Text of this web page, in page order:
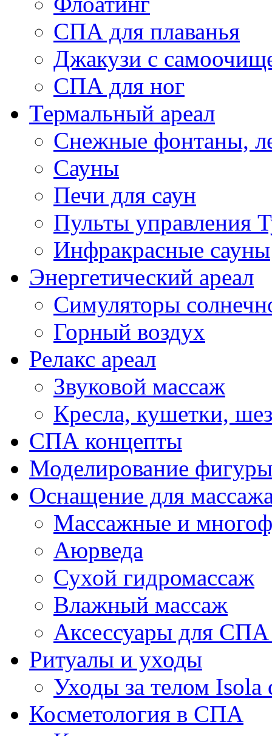
СПА для плаванья
Джакузи с
СПА для ног
Термальный ареал
Снежные фонтаны,
Сауны
Печи для саун
Пульты управления
Инфракрасные сауны
Энергетический ареал
Симуляторы
Горный воздух
Релакс ареал
Звуковой массаж
Кресла, кушетки,
СПА концепты
Моделирование фигуры
Оснащение для
Массажные и
Аюрведа
Сухой гидромассаж
Влажный массаж
Аксессуары для
Ритуалы и уходы
Уходы за телом Isola
Косметология в СПА